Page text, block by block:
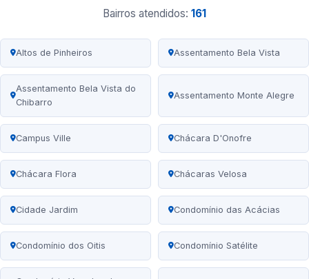
Bairros atendidos: 161
Altos de Pinheiros Assentamento Bela Vista
Assentamento Bela Vista do
Chibarro
Assentamento Monte Alegre
Campus Ville Chácara D'Onofre
Chácara Flora Chácaras Velosa
Cidade Jardim Condomínio das Acácias
Condomínio dos Oitis Condomínio Satélite